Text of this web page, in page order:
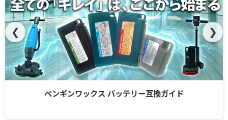
ペンギンワックス バッテリー互換ガイド
❮ ❯